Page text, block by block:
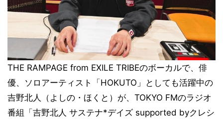
THE RAMPAGE from EXILE TRIBEのボーカルで、俳
優、ソロアーティスト「HOKUTO」としても活躍中の
吉野北人（よしの・ほくと）が、TOKYO FMのラジオ
番組「吉野北人 サステナ*デイズ supported byクレシ